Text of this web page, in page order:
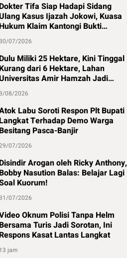
Tifa Siap Hadapi Sidang
Kasus Ijazah Jokowi, Kuasa
Klaim Kantongi Bukti
07/2026
Miliki 25 Hektare, Kini Tinggal
dari 6 Hektare, Lahan
Amir Hamzah Jadi
08/2026
Labu Soroti Respon Plt Bupati
Terhadap Demo Warga
Pasca-Banjir
07/2026
Arogan oleh Ricky Anthony,
Nasution Balas: Belajar Lagi
Kuorum!
07/2026
Oknum Polisi Tanpa Helm
Turis Jadi Sorotan, Ini
Kasat Lantas Langkat
jam